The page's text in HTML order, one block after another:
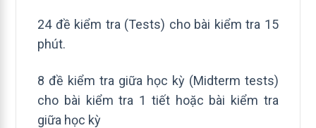
24 đề kiểm tra (Tests) cho bài kiểm tra 15
phút.
8 đề kiểm tra giữa học kỳ (Midterm tests)
cho bài kiểm tra 1 tiết hoặc bài kiểm tra
giữa học kỳ